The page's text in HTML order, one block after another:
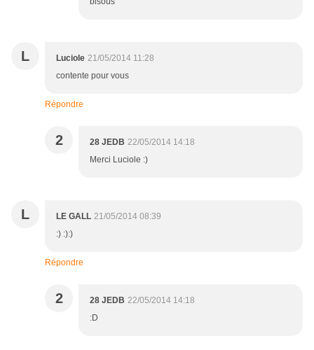
L Luciole 21/05/2014 11:28
contente pour vous
Répondre
2 28 JEDB 22/05/2014 14:18
Merci Luciole :)
L LE GALL 21/05/2014 08:39
:) :):)
Répondre
2 28 JEDB 22/05/2014 14:18
:D